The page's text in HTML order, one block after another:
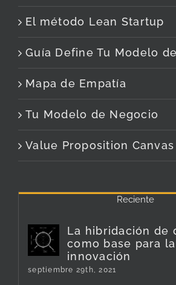
El método Lean Startup
Guía Define Tu Modelo
Mapa de Empatía
Tu Modelo de Negocio
Value Proposition Canvas
Reciente
La hibridación de
como base para la
innovación
septiembre 29th, 2021